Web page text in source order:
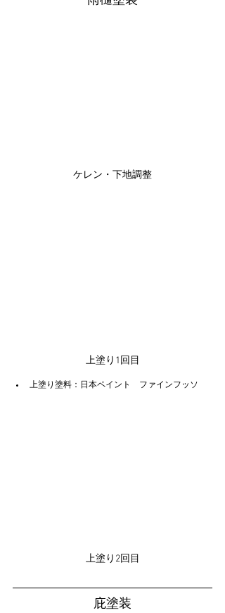
ケレン・下地調整
上塗り1回目
上塗り塗料：日本ペイント　ファインフッソ
上塗り2回目
庇塗装